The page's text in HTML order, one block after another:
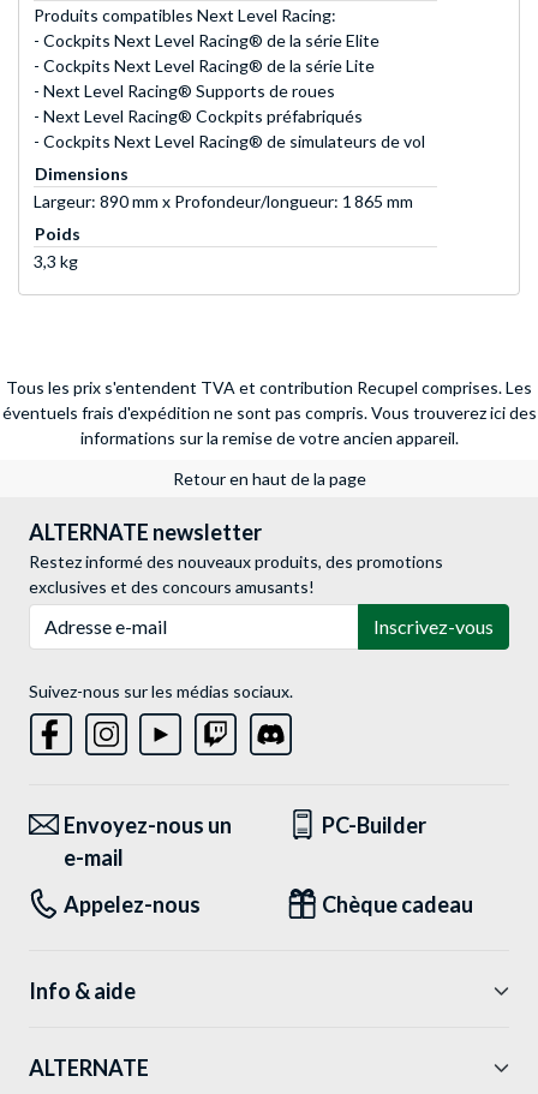
Produits compatibles Next Level Racing:
- Cockpits Next Level Racing® de la série Elite
- Cockpits Next Level Racing® de la série Lite
- Next Level Racing® Supports de roues
- Next Level Racing® Cockpits préfabriqués
- Cockpits Next Level Racing® de simulateurs de vol
Dimensions
Largeur: 890 mm x Profondeur/longueur: 1 865 mm
Poids
3,3 kg
Tous les prix s'entendent TVA et contribution Recupel comprises. Les
éventuels frais d'expédition ne sont pas compris. Vous trouverez ici des
informations sur la remise de votre ancien appareil.
Retour en haut de la page
ALTERNATE newsletter
Restez informé des nouveaux produits, des promotions
exclusives et des concours amusants!
Inscrivez-vous
Suivez-nous sur les médias sociaux.
Envoyez-nous un
e-mail
PC-Builder
Appelez-nous Chèque cadeau
Info & aide
ALTERNATE